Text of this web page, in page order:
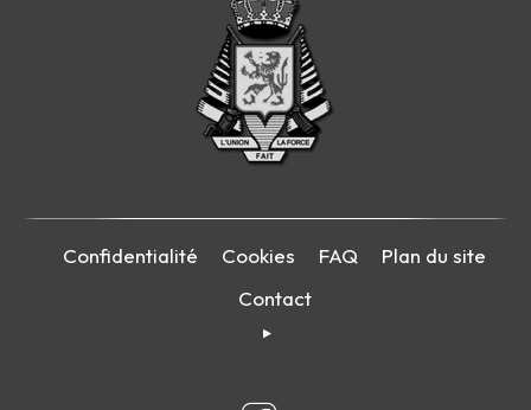
Confidentialité Cookies FAQ
Plan du site
Contact